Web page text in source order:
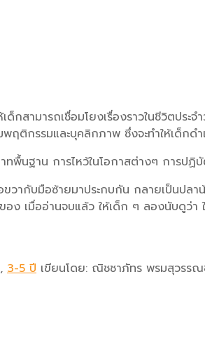
กสามารถเชื่อมโยงเรื่องราวในชีวิตปร
กรรมและบุคลิกภาพ ซึ่งจะทำให้เด็กด
าทพื้นฐาน การไหว้ในโอกาสต่างๆ การ
วากับมือซ้ายมาประกบกัน กลายเป็นป
เมื่ออ่านจบแล้ว ให้เด็ก ๆ ลองนับดูว่
, 3-5 ปี เขียนโดย: ณิชชาภัทร พรมสุวรรณ